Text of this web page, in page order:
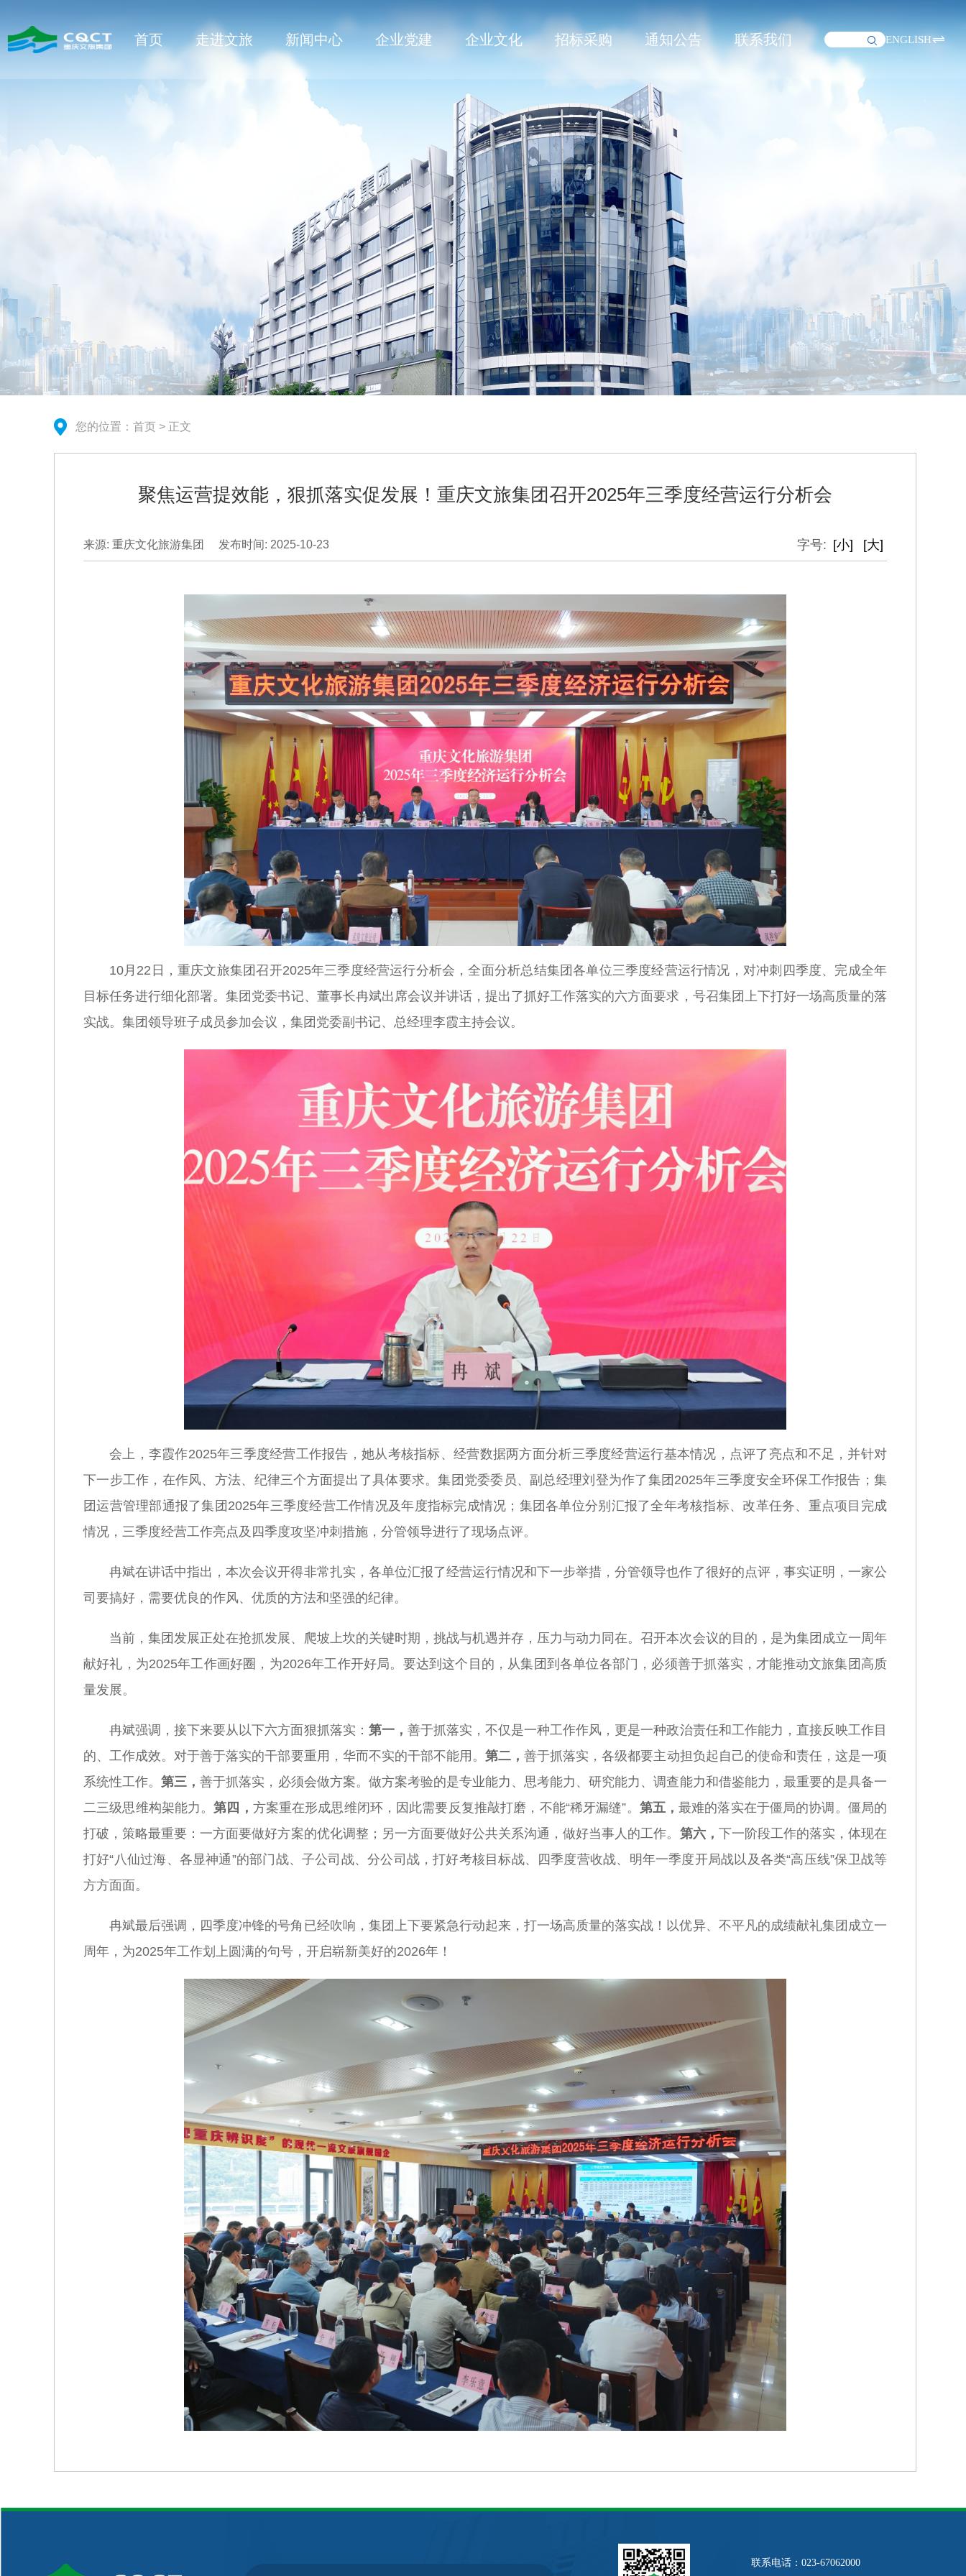
首页 走进文旅 新闻中心 企业党建 企业文化 招标采购 通知公告 联系我们 ENGLISH
您的位置： 首页 > 正文
聚焦运营提效能，狠抓落实促发展！重庆文旅集团召开2025年三季度经营运行分析会
来源: 重庆文化旅游集团 发布时间: 2025-10-23 字号: [小] [大]
10月22日，重庆文旅集团召开2025年三季度经营运行分析会，全面分析总结集团各单位三季度经营运行情况，对冲刺四季度、完成全年
目标任务进行细化部署。集团党委书记、董事长冉斌出席会议并讲话，提出了抓好工作落实的六方面要求，号召集团上下打好一场高质量的落
实战。集团领导班子成员参加会议，集团党委副书记、总经理李霞主持会议。
会上，李霞作2025年三季度经营工作报告，她从考核指标、经营数据两方面分析三季度经营运行基本情况，点评了亮点和不足，并针对
下一步工作，在作风、方法、纪律三个方面提出了具体要求。集团党委委员、副总经理刘登为作了集团2025年三季度安全环保工作报告；集
团运营管理部通报了集团2025年三季度经营工作情况及年度指标完成情况；集团各单位分别汇报了全年考核指标、改革任务、重点项目完成
情况，三季度经营工作亮点及四季度攻坚冲刺措施，分管领导进行了现场点评。
冉斌在讲话中指出，本次会议开得非常扎实，各单位汇报了经营运行情况和下一步举措，分管领导也作了很好的点评，事实证明，一家公
司要搞好，需要优良的作风、优质的方法和坚强的纪律。
当前，集团发展正处在抢抓发展、爬坡上坎的关键时期，挑战与机遇并存，压力与动力同在。召开本次会议的目的，是为集团成立一周年
献好礼，为2025年工作画好圈，为2026年工作开好局。要达到这个目的，从集团到各单位各部门，必须善于抓落实，才能推动文旅集团高质
量发展。
冉斌强调，接下来要从以下六方面狠抓落实： 第一， 善于抓落实，不仅是一种工作作风，更是一种政治责任和工作能力，直接反映工作目
的、工作成效。对于善于落实的干部要重用，华而不实的干部不能用。第二，善于抓落实，各级都要主动担负起自己的使命和责任，这是一项
系统性工作。第三，善于抓落实，必须会做方案。做方案考验的是专业能力、思考能力、研究能力、调查能力和借鉴能力，最重要的是具备一
二三级思维构架能力。第四， 方案重在形成思维闭环，因此需要反复推敲打磨，不能“稀牙漏缝”。 第五，最难的落实在于僵局的协调。僵局的
打破，策略最重要：一方面要做好方案的优化调整；另一方面要做好公共关系沟通，做好当事人的工作。 第六， 下一阶段工作的落实，体现在
打好“八仙过海、各显神通”的部门战、子公司战、分公司战，打好考核目标战、四季度营收战、明年一季度开局战以及各类“高压线”保卫战等
方方面面。
冉斌最后强调，四季度冲锋的号角已经吹响，集团上下要紧急行动起来，打一场高质量的落实战！以优异、不平凡的成绩献礼集团成立一
周年，为2025年工作划上圆满的句号，开启崭新美好的2026年！
联系电话：023-67062000